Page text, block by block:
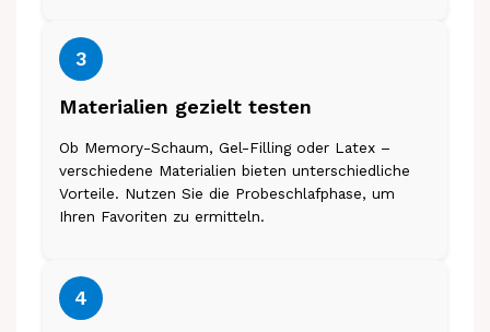
3
Materialien gezielt testen
Ob Memory-Schaum, Gel-Filling oder Latex –
verschiedene Materialien bieten unterschiedliche
Vorteile. Nutzen Sie die Probeschlafphase, um
Ihren Favoriten zu ermitteln.
4